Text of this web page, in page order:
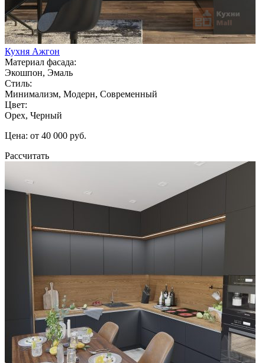
Кухня Ажгон
Материал фасада:
Экошпон, Эмаль
Стиль:
Минимализм, Модерн, Современный
Цвет:
Орех, Черный
Цена: от 40 000 руб.
Рассчитать